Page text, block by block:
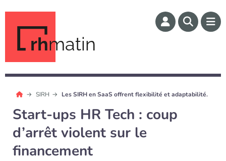
rhmatin
SIRH Les SIRH en SaaS offrent flexibilité et adaptabilité.
Start-ups HR Tech : coup
d’arrêt violent sur le
financement